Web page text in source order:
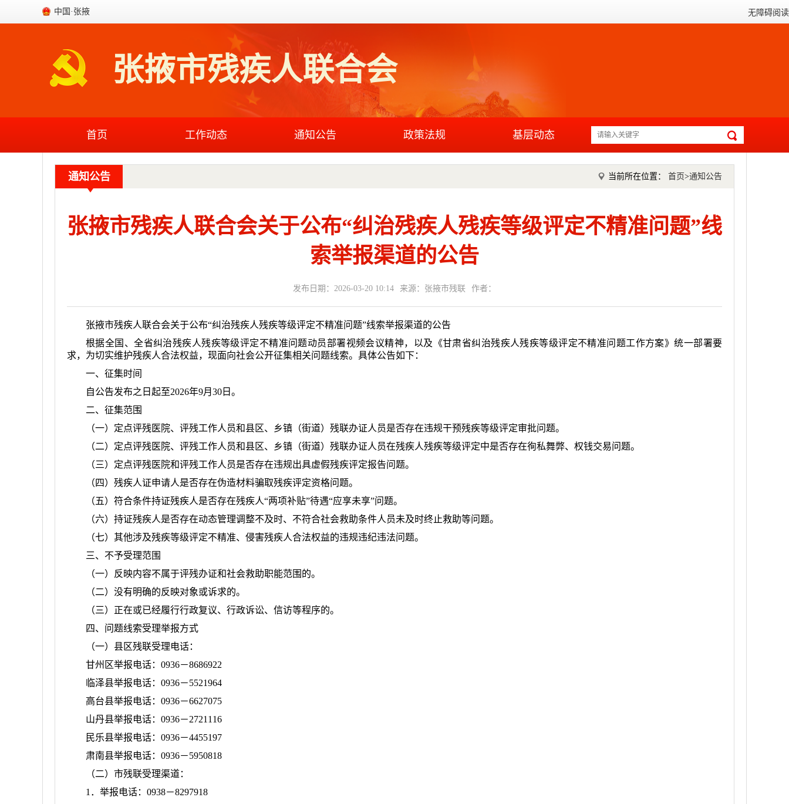
中国·张掖 无障碍阅读
张掖市残疾人联合会
首页 工作动态 通知公告 政策法规 基层动态
通知公告 当前所在位置： 首页>通知公告
张掖市残疾人联合会关于公布“纠治残疾人残疾等级评定不精准问题”线
索举报渠道的公告
发布日期：2026-03-20 10:14 来源：张掖市残联 作者：
张掖市残疾人联合会关于公布“纠治残疾人残疾等级评定不精准问题”线索举报渠道的公告
根据全国、全省纠治残疾人残疾等级评定不精准问题动员部署视频会议精神，以及《甘肃省纠治残疾人残疾等级评定不精准问题工作方案》统一部署要
求，为切实维护残疾人合法权益，现面向社会公开征集相关问题线索。具体公告如下：
一、征集时间
自公告发布之日起至2026年9月 30 日。
二、征集范围
（一）定点评残医院、评残工作人员和县区、乡镇（街道）残联办证人员是否存在违规干预残疾等级评定审批问题。
（二）定点评残医院、评残工作人员和县区、乡镇（街道）残联办证人员在残疾人残疾等级评定中是否存在徇私舞弊、权钱交易问题。
（三）定点评残医院和评残工作人员是否存在违规出具虚假残疾评定报告问题。
（四）残疾人证申请人是否存在伪造材料骗取残疾评定资格问题。
（五）符合条件持证残疾人是否存在残疾人“两项补贴”待遇“应享未享”问题。
（六）持证残疾人是否存在动态管理调整不及时、不符合社会救助条件人员未及时终止救助等问题。
（七）其他涉及残疾等级评定不精准、侵害残疾人合法权益的违规违纪违法问题。
三、不予受理范围
（一）反映内容不属于评残办证和社会救助职能范围的。
（二）没有明确的反映对象或诉求的。
（三）正在或已经履行行政复议、行政诉讼、信访等程序的。
四、问题线索受理举报方式
（一）县区残联受理电话：
甘州区举报电话： 0936－8686922
临泽县举报电话： 0936－5521964
高台县举报电话： 0936－6627075
山丹县举报电话： 0936－2721116
民乐县举报电话： 0936－4455197
肃南县举报电话： 0936－5950818
（二）市残联受理渠道：
1． 举报电话： 0938－8297918